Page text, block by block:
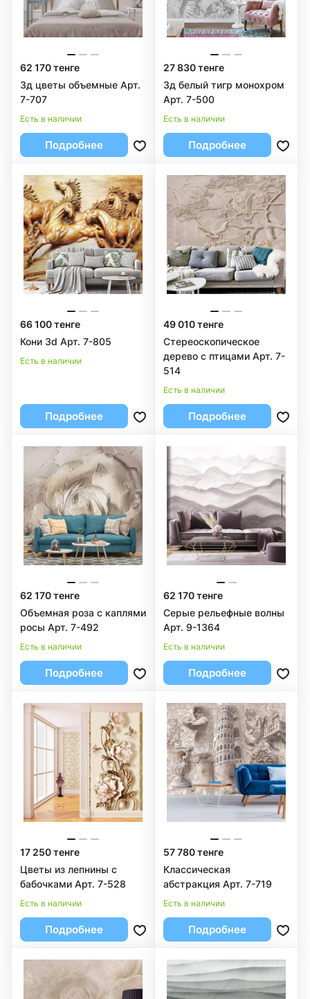
62 170 тенге
3д цветы объемные Арт.
7-707
Есть в наличии
Подробнее
27 830 тенге
3д белый тигр монохром
Арт. 7-500
Есть в наличии
Подробнее
66 100 тенге
Кони 3d Арт. 7-805
Есть в наличии
Подробнее
49 010 тенге
Стереоскопическое
дерево с птицами Арт. 7-
514
Есть в наличии
Подробнее
62 170 тенге
Объемная роза с каплями
росы Арт. 7-492
Есть в наличии
Подробнее
62 170 тенге
Серые рельефные волны
Арт. 9-1364
Есть в наличии
Подробнее
17 250 тенге
Цветы из лепнины с
бабочками Арт. 7-528
Есть в наличии
Подробнее
57 780 тенге
Классическая
абстракция Арт. 7-719
Есть в наличии
Подробнее